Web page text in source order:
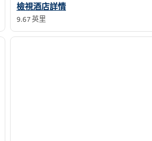
查看洛杉磯市中心希爾頓逸林酒店詳情
檢視酒店詳情
9.67 英里
張圖片
第 1 頁，共 12 頁